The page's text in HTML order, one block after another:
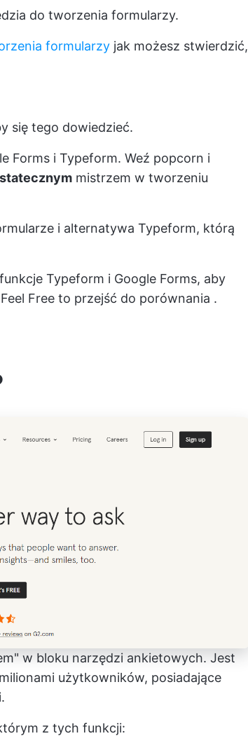
do tworzenia formularzy.
formularzy jak możesz stwierdzić,
się tego dowiedzieć.
Forms i Typeform. Weź popcorn i
mistrzem w tworzeniu
i alternatywa Typeform, którą
Typeform i Google Forms, aby
Free to przejść do porównania .
w bloku narzędzi ankietowych. Jest
użytkowników, posiadające
z tych funkcji: